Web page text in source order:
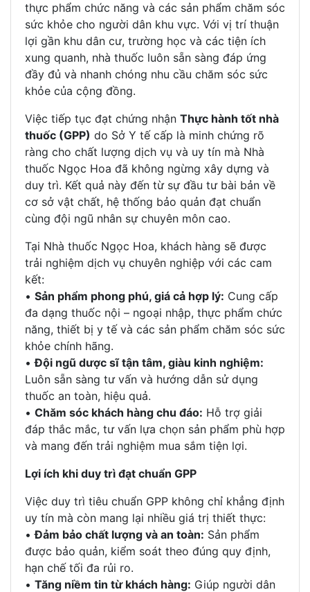
thực phẩm chức năng và các sản phẩm chăm sóc
sức khỏe cho người dân khu vực. Với vị trí thuận
lợi gần khu dân cư, trường học và các tiện ích
xung quanh, nhà thuốc luôn sẵn sàng đáp ứng
đầy đủ và nhanh chóng nhu cầu chăm sóc sức
khỏe của cộng đồng.
Việc tiếp tục đạt chứng nhận Thực hành tốt nhà
thuốc (GPP) do Sở Y tế cấp là minh chứng rõ
ràng cho chất lượng dịch vụ và uy tín mà Nhà
thuốc Ngọc Hoa đã không ngừng xây dựng và
duy trì. Kết quả này đến từ sự đầu tư bài bản về
cơ sở vật chất, hệ thống bảo quản đạt chuẩn
cùng đội ngũ nhân sự chuyên môn cao.
Tại Nhà thuốc Ngọc Hoa, khách hàng sẽ được
trải nghiệm dịch vụ chuyên nghiệp với các cam
kết:
• Sản phẩm phong phú, giá cả hợp lý: Cung cấp
đa dạng thuốc nội – ngoại nhập, thực phẩm chức
năng, thiết bị y tế và các sản phẩm chăm sóc sức
khỏe chính hãng.
•Đội ngũ dược sĩ tận tâm, giàu kinh nghiệm:
Luôn sẵn sàng tư vấn và hướng dẫn sử dụng
thuốc an toàn, hiệu quả.
• Chăm sóc khách hàng chu đáo: Hỗ trợ giải
đáp thắc mắc, tư vấn lựa chọn sản phẩm phù hợp
và mang đến trải nghiệm mua sắm tiện lợi.
Lợi ích khi duy trì đạt chuẩn GPP
Việc duy trì tiêu chuẩn GPP không chỉ khẳng định
uy tín mà còn mang lại nhiều giá trị thiết thực:
•Đảm bảo chất lượng và an toàn: Sản phẩm
được bảo quản, kiểm soát theo đúng quy định,
hạn chế tối đa rủi ro.
• Tăng niềm tin từ khách hàng: Giúp người dân